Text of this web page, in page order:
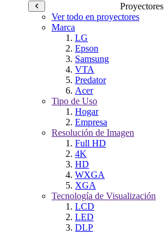
Proyectores
Ver todo en proyectores
Marca
LG
Epson
Samsung
VTA
Predator
Acer
Tipo de Uso
Hogar
Empresa
Resolución de Imagen
Full HD
4K
HD
WXGA
XGA
Tecnología de Visualización
LCD
LED
DLP